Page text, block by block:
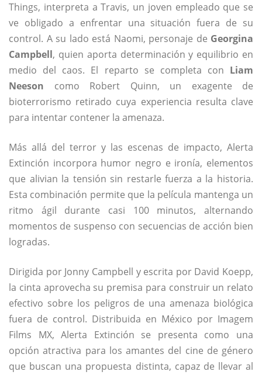
Things, interpreta a Travis, un joven empleado que se
ve obligado a enfrentar una situación fuera de su
control. A su lado está Naomi, personaje de Georgina
Campbell, quien aporta determinación y equilibrio en
medio del caos. El reparto se completa con Liam
Neeson como Robert Quinn, un exagente de
bioterrorismo retirado cuya experiencia resulta clave
para intentar contener la amenaza.
Más allá del terror y las escenas de impacto, Alerta
Extinción incorpora humor negro e ironía, elementos
que alivian la tensión sin restarle fuerza a la historia.
Esta combinación permite que la película mantenga un
ritmo ágil durante casi 100 minutos, alternando
momentos de suspenso con secuencias de acción bien
logradas.
Dirigida por Jonny Campbell y escrita por David Koepp,
la cinta aprovecha su premisa para construir un relato
efectivo sobre los peligros de una amenaza biológica
fuera de control. Distribuida en México por Imagem
Films MX, Alerta Extinción se presenta como una
opción atractiva para los amantes del cine de género
que buscan una propuesta distinta, capaz de llevar al